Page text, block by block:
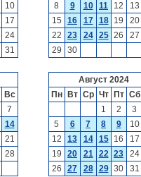
10
17
24
31
8
9 10 11 12 13
15
16 17 18 19 20
22
23 24 25 26 27
29
30
Вс
7
14
21
28
Август 2024
Пн
Вт Ср Чт Пт Сб
1
2 3
5
6 7 8 9 10
12
13 14 15 16 17
19
20 21 22 23 24
26
27 28 29 30 31